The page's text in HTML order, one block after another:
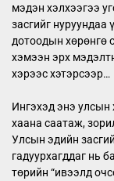
мэдэн хэлхээгээ
засгийг нуруундаа
дотоодын
хэмээн эрх
хэрээс хэтэрсээр…
Ингэхэд энэ
хаана саатаж,
Улсын эдийн
гадуурхагддаг нь
төрийн “ивээлд